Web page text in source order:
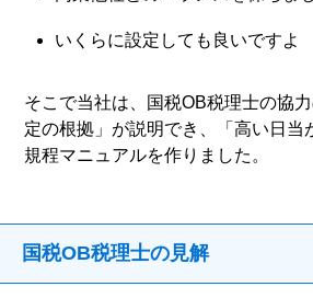
いくらに設定しても良いですよ
そこで当社は、国税OB税理士の協
定の根拠」が説明でき、「高い日当
規程マニュアルを作りました。
国税OB税理士の見解